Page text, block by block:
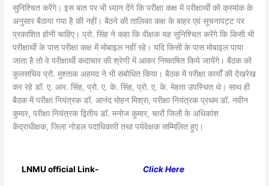
सुनिश्चित करेंगे। इस बात पर भी ध्यान देंगे कि परीक्षा कक्ष में परीक्षार्थी को क्रमांक के
अनुसार बैठाया गया है की नहीं। बैठने की तालिका कक्ष के बाहर एवं सूचनापट्ट पर
प्रकाशित होनी चाहिए। प्रो. सिंह ने कहा कि वीक्षक यह सुनिश्चित करेंगे कि किसी भी
परीक्षार्थी के पास परीक्षा कक्ष में मोबाइल नहीं रहे। यदि किसी के पास मोबाइल पाया
जाता है तो वे परीक्षार्थी कदाचार की श्रेणी में आकर निष्काषित किये जायेंगे। बैठक को
कुलसचिव प्रो. मुश्ताक अहमद ने भी संबोधित किया। बैठक में परीक्षा कार्यों की देखरेख
कर रहे डॉ. ए. आर. सिंह, प्रो. ए. के. सिंह, प्रो. ए. के. मेहता उपस्थित थे। साथ ही
बैठक में परीक्षा नियंत्रक डॉ. आनंद मोहन मिश्रा, परीक्षा नियंत्रक प्रथम डॉ. नवीन
कुमार, परीक्षा नियंत्रक द्वितीय डॉ. मनोज कुमार, चारों जिलों के अधिकांश
केंद्राधीक्षक, जिला नोडल पदाधिकारी तथा पर्यवेक्षक सम्मिलित हुए।
LNMU official Link- Click Here